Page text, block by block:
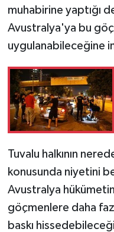
muhabirine yaptığı
Avustralya'ya bu
uygulanabileceğine
Tuvalu halkının
konusunda niyetini
Avustralya
göçmenlere daha
baskı